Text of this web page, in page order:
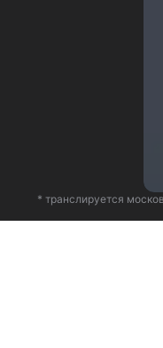
* транслируется